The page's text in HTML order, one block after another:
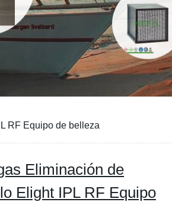
RF Equipo de belleza
Eliminación de
Elight IPL RF Equipo